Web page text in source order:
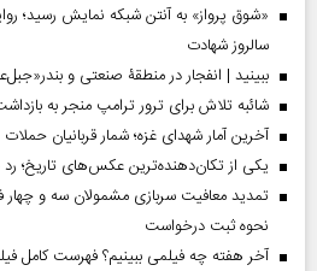
«شوق پرواز» به آنتن شبکه نمایش رسید؛
سالروز شهادت
ببینید | انفجار در منطقۀ صنعتی و
شائبه تلاش برای ترور ترامپ منجر به
آخرین آمار شهدای غزه؛ شمار قربانیان حملات اسرائیل به
یکی از تکان‌دهنده‌ترین عکس‌های تاریخ؛
نحوه ثبت درخواست
آخر هفته چه فیلمی ببینیم؟ فهرست کامل